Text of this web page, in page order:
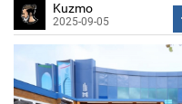
Kuzmo
2025-09-05